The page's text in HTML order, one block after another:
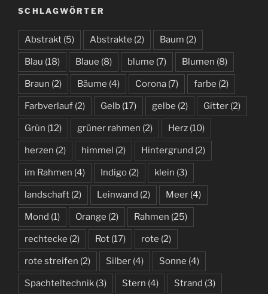
SCHLAGWÖRTER
Abstrakt (5) Abstrakte (2) Baum (2)
Blau (18) Blaue (8) blume (7) Blumen (8)
Braun (2) Bäume (4) Corona (7) farbe (2)
Farbverlauf (2) Gelb (17) gelbe (2) Gitter (2)
Grün (12) grüner rahmen (2) Herz (10)
herzen (2) himmel (2) Hintergrund (2)
im Rahmen (4) Indigo (2) klein (3)
landschaft (2) Leinwand (2) Meer (4)
Mond (1) Orange (2) Rahmen (25)
rechtecke (2) Rot (17) rote (2)
rote streifen (2) Silber (4) Sonne (4)
Spachteltechnik (3) Stern (4) Strand (3)